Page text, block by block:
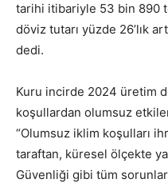
tarihi itibariyle 53 bin 890
döviz tutarı yüzde 26’lık
dedi.
Kuru incirde 2024 üretim
koşullardan olumsuz
“Olumsuz iklim koşulları
taraftan, küresel ölçekte
Güvenliği gibi tüm